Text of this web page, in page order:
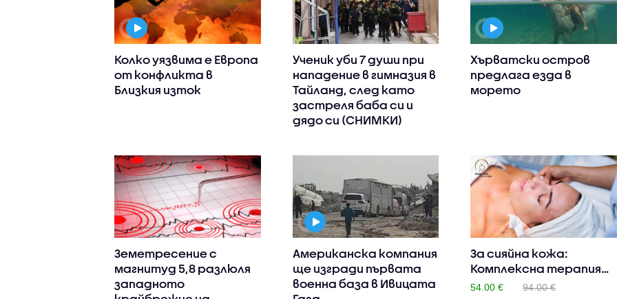
Колко уязвима е Европа
от конфликта в
Близкия изток
Ученик уби 7 души при
нападение в гимназия в
Тайланд, след като
застреля баба си и
дядо си (СНИМКИ)
Хърватски остров
предлага езда в
морето
Земетресение с
магнитуд 5,8 разлюля
западното
Американска компания
ще изгради първата
военна база в Ивицата
За сияйна кожа:
Комплексна терапия
за лице H..
54.00 €
94.00 €